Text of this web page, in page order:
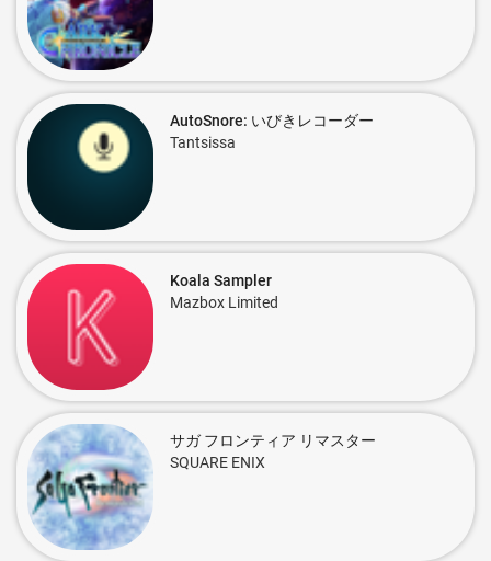
AutoSnore: いびきレコーダー
Tantsissa
Koala Sampler
Mazbox Limited
サガ フロンティア リマスター
SQUARE ENIX